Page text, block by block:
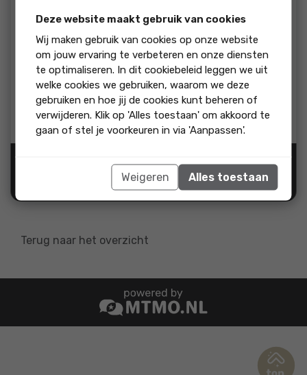
beoordeling:
Anne Marie heeft ons goed geholpen. Het contact verliep
prettig en wanneer nodig konden we snel schakelen. Ze
leerde ons echt kennen en dacht fijn mee.
"Ja, ik beveel dit bedrijf
Bron:
Terug naar het overzicht
Deze website maakt gebruik van cookies
Wij maken gebruik van cookies op onze website
om jouw ervaring te verbeteren en onze diensten
te optimaliseren. In dit cookiebeleid leggen we uit
welke cookies we gebruiken, waarom we deze
gebruiken en hoe jij de cookies kunt beheren of
verwijderen. Klik op 'Alles toestaan' om akkoord te
gaan of stel je voorkeuren in via 'Aanpassen'.
Weigeren Alles toestaan